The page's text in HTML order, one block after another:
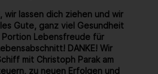
wir lassen dich ziehen und wir
Gute, ganz viel Gesundheit
Lebensfreude für
DANKE! Wir
mit Christoph Parak am
zu neuen Erfolgen und